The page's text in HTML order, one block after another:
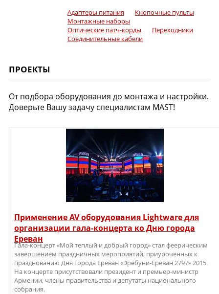
Адаптеры питания
Кнопочные пульты
Монтажные наборы
Оптические патч-корды
Переходники
Соединительные кабели
ПРОЕКТЫ
От подбора оборудования до монтажа и настройки.
Доверьте Вашу задачу специалистам MAST!
Применение AV оборудования Lightware для
организации гала-концерта ко Дню города
Ереван
Гала-концерт «Мой теплый и добрый город» стал феерическим
завершением праздничных мероприятий, приуроченных к
празднованию Дня города Ереван «Эребуни-Ереван 2797» 2015.
На концерте присутствовали президент и премьер-министр
Армении, члены правительства и депутаты национального
собрания.